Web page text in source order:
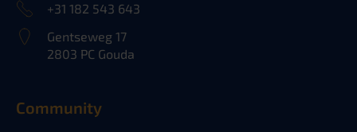
+31 182 543 643
Gentseweg 17
2803 PC Gouda
Community